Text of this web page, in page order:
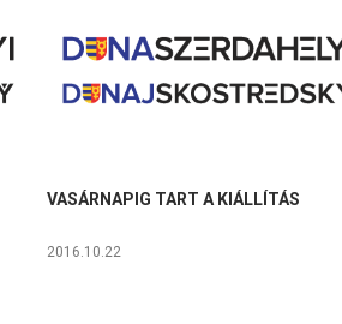
VASÁRNAPIG TART A KIÁLLÍTÁS
2016.10.22